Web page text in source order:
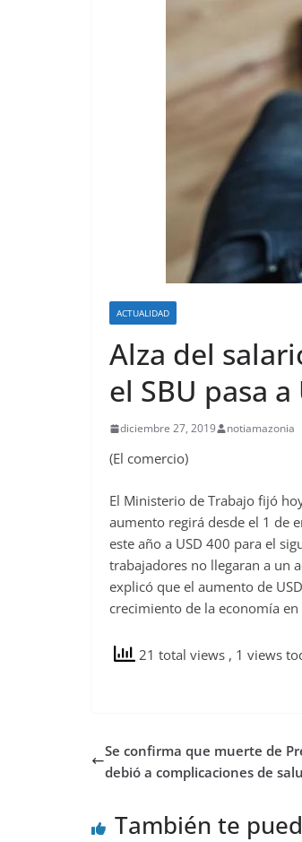
ACTUALIDAD
Alza del
el SBU pasa a
diciembre 27, 2019 notiamazonia
(El comercio)
El Ministerio de Trabajo fijó
aumento regirá desde el 1 de
este año a USD 400 para el
trabajadores no llegaran a un
explicó que el aumento de
crecimiento de la economía
21 total views , 1 views
Se confirma que muerte de
debió a complicaciones de
También te